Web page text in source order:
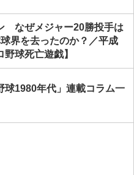
なぜメジャー20勝投手は
界を去ったのか？／平成
球死亡遊戯】
球1980年代」連載コラム一